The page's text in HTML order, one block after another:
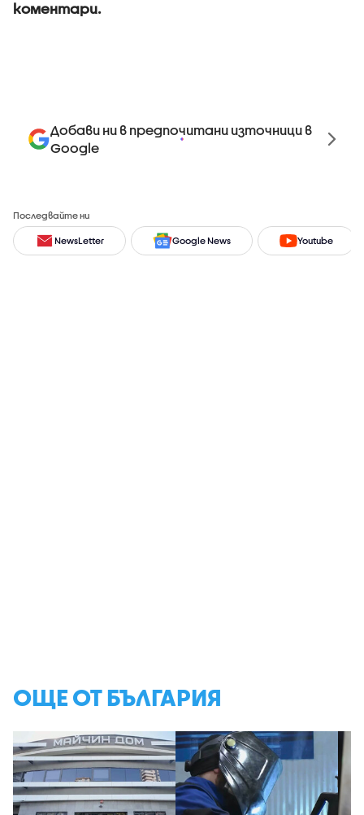
коментари.
Добави ни в предпочитани източници в
Google
Последвайте ни
NewsLetter Google News Youtube
ОЩЕ ОТ БЪЛГАРИЯ